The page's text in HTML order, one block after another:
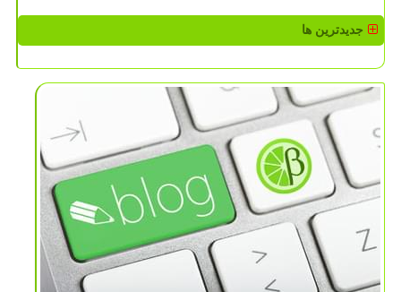
جدیدترین ها